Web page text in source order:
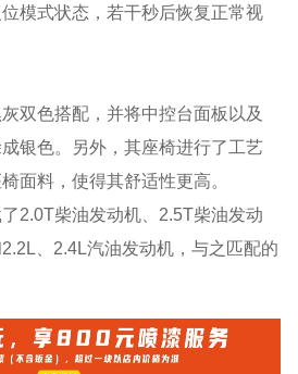
模式状态，若干秒后恢复正常视
双色搭配，并将中控台面板以及
银色。另外，其座椅进行了工艺
面料，使得其舒适性更高。
2.0T柴油发动机、2.5T柴油发动
、2.4L汽油发动机，与之匹配的